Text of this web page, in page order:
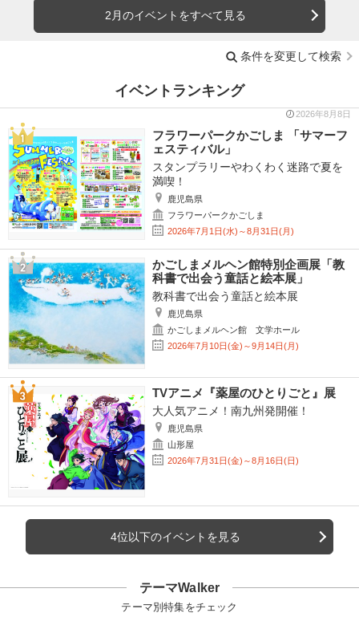
2月のイベントをすべて見る
条件を変更して検索
イベントランキング
2026年8月8日
フラワーパークかごしま 「サマーフ
ェスティバル」
スタンプラリーやわくわく迷路で夏を
満喫！
鹿児島県
フラワーパークかごしま
2026年7月1日(水)～8月31日(月)
かごしまメルヘン館特別企画展「教
科書で出会う童話と絵本展」
教科書で出会う童話と絵本展
鹿児島県
かごしまメルヘン館 文学ホール
2026年7月10日(金)～9月14日(月)
TVアニメ『薬屋のひとりごと』展
大人気アニメ！南九州発開催！
鹿児島県
山形屋
2026年7月31日(金)～8月16日(日)
4位以下のイベントを見る
テーマWalker
テーマ別特集をチェック